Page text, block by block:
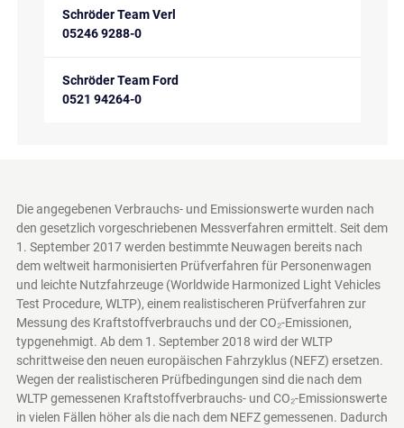
Schröder Team Verl
05246 9288-0
Schröder Team Ford
0521 94264-0
Die angegebenen Verbrauchs- und Emissionswerte wurden nach
den gesetzlich vorgeschriebenen Messverfahren ermittelt. Seit dem
1. September 2017 werden bestimmte Neuwagen bereits nach
dem weltweit harmonisierten Prüfverfahren für Personenwagen
und leichte Nutzfahrzeuge (Worldwide Harmonized Light Vehicles
Test Procedure, WLTP), einem realistischeren Prüfverfahren zur
Messung des Kraftstoffverbrauchs und der CO₂-Emissionen,
typgenehmigt. Ab dem 1. September 2018 wird der WLTP
schrittweise den neuen europäischen Fahrzyklus (NEFZ) ersetzen.
Wegen der realistischeren Prüfbedingungen sind die nach dem
WLTP gemessenen Kraftstoffverbrauchs- und CO₂-Emissionswerte
in vielen Fällen höher als die nach dem NEFZ gemessenen. Dadurch